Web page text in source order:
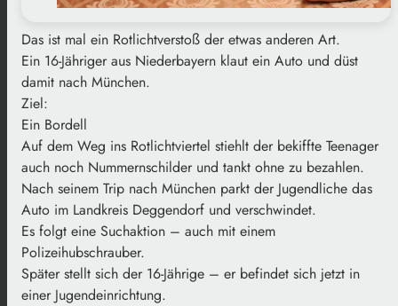
Das ist mal ein Rotlichtverstoß der etwas anderen Art.
Ein 16-Jähriger aus Niederbayern klaut ein Auto und düst
damit nach München.
Ziel:
Ein Bordell
Auf dem Weg ins Rotlichtviertel stiehlt der bekiffte Teenager
auch noch Nummernschilder und tankt ohne zu bezahlen.
Nach seinem Trip nach München parkt der Jugendliche das
Auto im Landkreis Deggendorf und verschwindet.
Es folgt eine Suchaktion – auch mit einem
Polizeihubschrauber.
Später stellt sich der 16-Jährige – er befindet sich jetzt in
einer Jugendeinrichtung.